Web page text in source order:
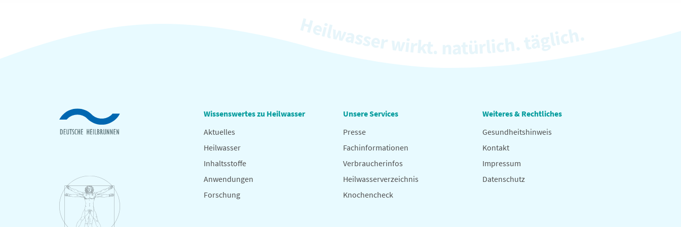
Wissenswertes zu Heilwasser
Aktuelles
Heilwasser
Inhaltsstoffe
Anwendungen
Forschung
Unsere Services
Presse
Fachinformationen
Verbraucherinfos
Heilwasserverzeichnis
Knochencheck
Weiteres & Rechtliches
Gesundheitshinweis
Kontakt
Impressum
Datenschutz